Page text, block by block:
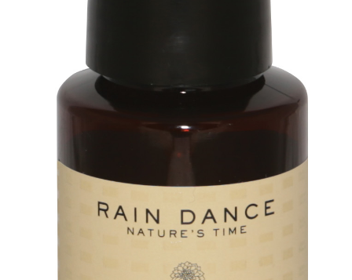
Obchodní podmínky
Odstoupení od smlouvy
Reklamace
Výměna a vrácení zboží